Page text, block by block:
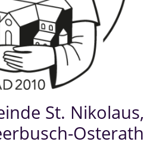
St. Nikolaus,
Osterath